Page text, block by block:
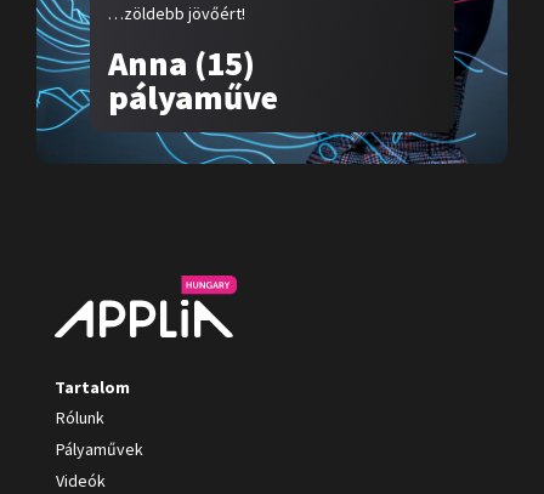
…zöldebb jövőért!
Anna (15)
pályaműve
Tartalom
Rólunk
Pályaművek
Videók